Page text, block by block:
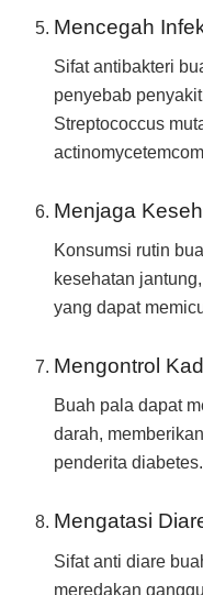
Mencegah
Sifat antibakteri
penyebab
Streptococcus
Menjaga
Konsumsi rutin
kesehatan
yang dapat
Mengontrol
Buah pala dapat
darah,
penderita diabetes.
Mengatasi
Sifat anti diare
meredakan